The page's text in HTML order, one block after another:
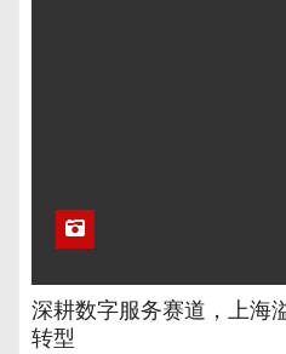
深耕数字服务赛道，上海
转型